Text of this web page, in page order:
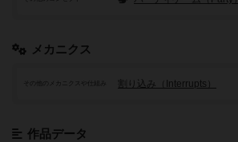
メカニクス
その他のメカニクスや仕組み 割り込み（Interrupts）
作品データ